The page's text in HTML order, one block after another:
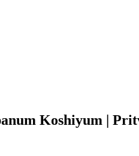
Koshiyum |